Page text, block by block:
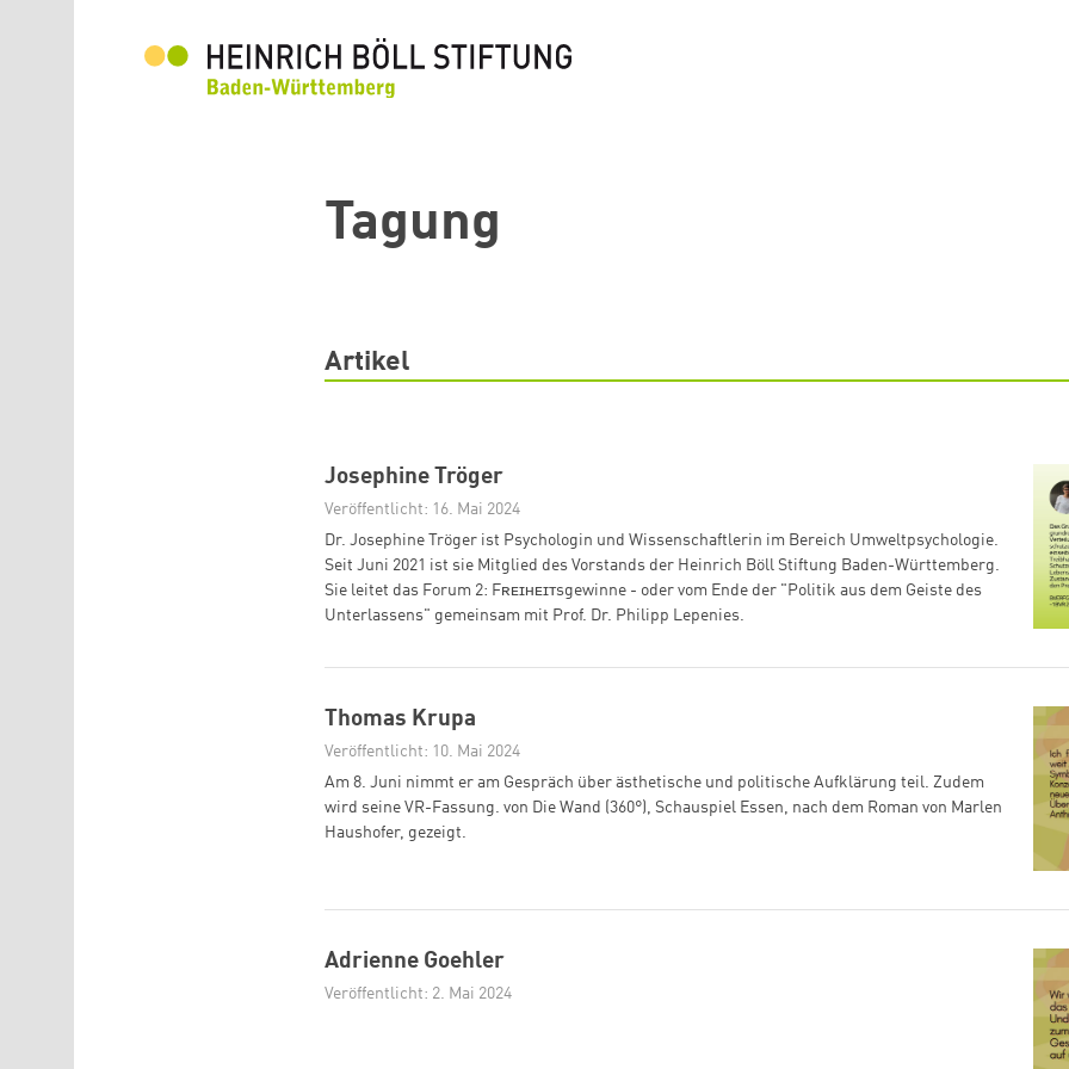
Tagung
Artikel
Josephine Tröger
Veröffentlicht: 16. Mai 2024
Dr. Josephine Tröger ist Psychologin und Wissenschaftlerin im Bereich Umweltpsychologie.
Seit Juni 2021 ist sie Mitglied des Vorstands der Heinrich Böll Stiftung Baden-Württemberg.
Sie leitet das Forum 2: Fʀᴇɪʜᴇɪᴛsgewinne - oder vom Ende der "Politik aus dem Geiste des
Unterlassens" gemeinsam mit Prof. Dr. Philipp Lepenies.
Thomas Krupa
Veröffentlicht: 10. Mai 2024
Am 8. Juni nimmt er am Gespräch über ästhetische und politische Aufklärung teil. Zudem
wird seine VR-Fassung. von Die Wand (360°), Schauspiel Essen, nach dem Roman von Marlen
Haushofer, gezeigt.
Adrienne Goehler
Veröffentlicht: 2. Mai 2024